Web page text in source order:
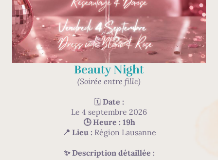
Beauty Night
(Soirée entre fille)
🗓 Date :
Le 4 septembre 2026
🕒 Heure : 19h
📍 Lieu : Région Lausanne
✨ Description détaillée :